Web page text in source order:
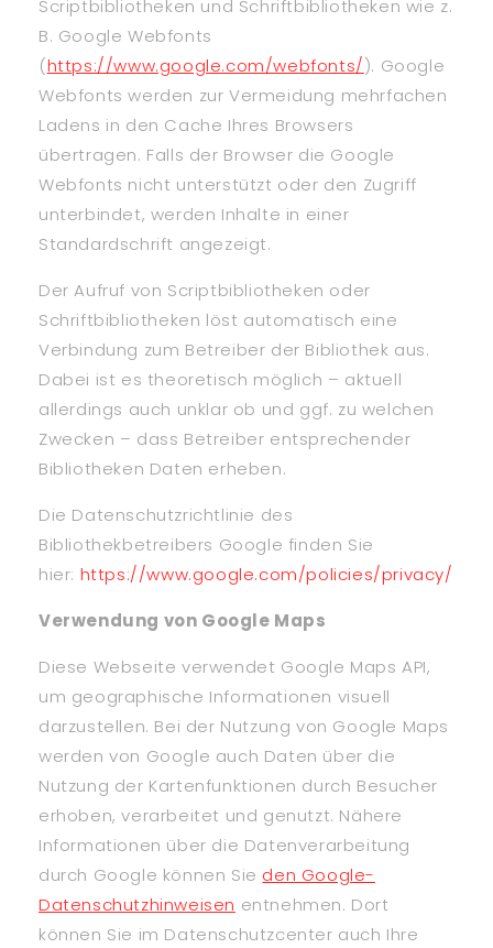
Scriptbibliotheken und Schriftbibliotheken wie z.
B. Google Webfonts
(https://www.google.com/webfonts/). Google
Webfonts werden zur Vermeidung mehrfachen
Ladens in den Cache Ihres Browsers
übertragen. Falls der Browser die Google
Webfonts nicht unterstützt oder den Zugriff
unterbindet, werden Inhalte in einer
Standardschrift angezeigt.
Der Aufruf von Scriptbibliotheken oder
Schriftbibliotheken löst automatisch eine
Verbindung zum Betreiber der Bibliothek aus.
Dabei ist es theoretisch möglich – aktuell
allerdings auch unklar ob und ggf. zu welchen
Zwecken – dass Betreiber entsprechender
Bibliotheken Daten erheben.
Die Datenschutzrichtlinie des
Bibliothekbetreibers Google finden Sie
hier: https://www.google.com/policies/privacy/
Verwendung von Google Maps
Diese Webseite verwendet Google Maps API,
um geographische Informationen visuell
darzustellen. Bei der Nutzung von Google Maps
werden von Google auch Daten über die
Nutzung der Kartenfunktionen durch Besucher
erhoben, verarbeitet und genutzt. Nähere
Informationen über die Datenverarbeitung
durch Google können Sie den Google-
Datenschutzhinweisen entnehmen. Dort
können Sie im Datenschutzcenter auch Ihre